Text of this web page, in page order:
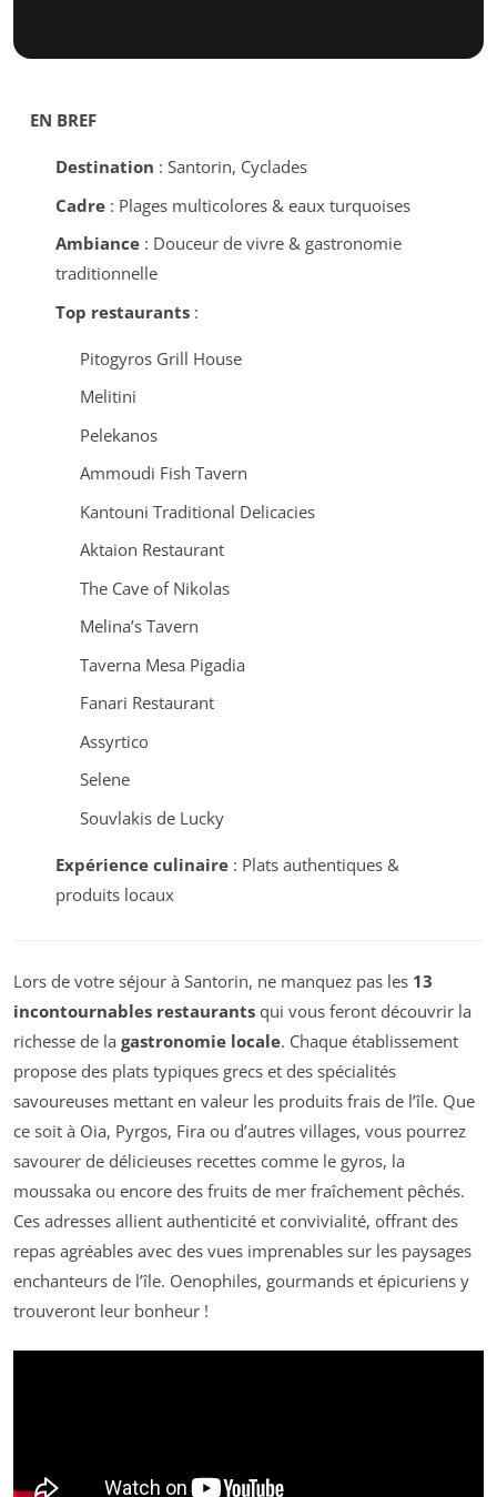
EN BREF
Destination : Santorin, Cyclades
Cadre: Plages multicolores & eaux turquoises
Ambiance: Douceur de vivre & gastronomie
traditionnelle
Top restaurants:
Pitogyros Grill House
Melitini
Pelekanos
Ammoudi Fish Tavern
Kantouni Traditional Delicacies
Aktaion Restaurant
The Cave of Nikolas
Melina’s Tavern
Taverna Mesa Pigadia
Fanari Restaurant
Assyrtico
Selene
Souvlakis de Lucky
Expérience culinaire: Plats authentiques &
produits locaux
Lors de votre séjour à Santorin, ne manquez pas les 13
incontournables restaurants qui vous feront découvrir la
richesse de la gastronomie locale. Chaque établissement
propose des plats typiques grecs et des spécialités
savoureuses mettant en valeur les produits frais de l’île. Que
ce soit à Oia, Pyrgos, Fira ou d’autres villages, vous pourrez
savourer de délicieuses recettes comme le gyros, la
moussaka ou encore des fruits de mer fraîchement pêchés.
Ces adresses allient authenticité et convivialité, offrant des
repas agréables avec des vues imprenables sur les paysages
enchanteurs de l’île. Oenophiles, gourmands et épicuriens y
trouveront leur bonheur !